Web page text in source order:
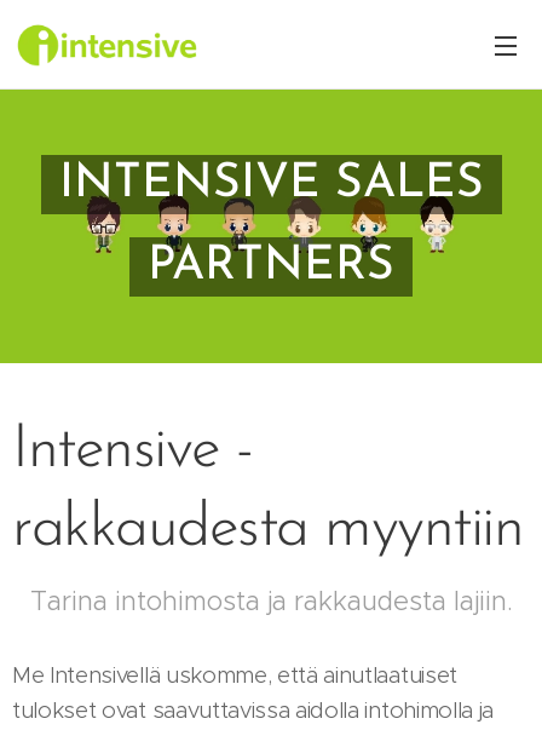
INTENSIVE SALES
PARTNERS
Intensive -
rakkaudesta myyntiin
Tarina intohimosta ja rakkaudesta lajiin.
Me Intensivellä uskomme, että ainutlaatuiset
tulokset ovat saavuttavissa aidolla intohimolla ja